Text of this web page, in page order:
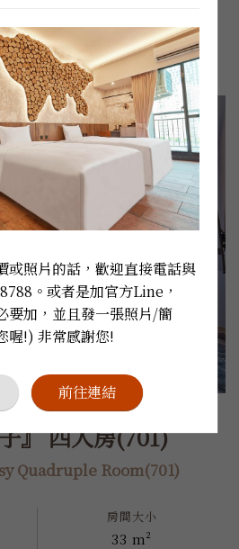
』 四人房(701)
Quadruple Room(701)
33 m²
或照片的話，歡迎直接電話與
。或者是加官方Line，
要加，並且發一張照片/簡
喔!) 非常感謝您!
前往連結